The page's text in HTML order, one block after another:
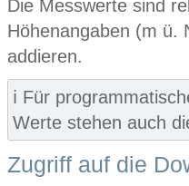
Die Messwerte sind
Höhenangaben (m ü.
addieren.
ℹ️ Für
Werte stehen auch
Zugriff auf die